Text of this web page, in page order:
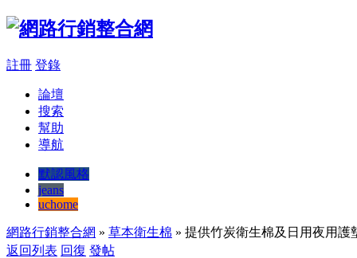
註冊 登錄
論壇
搜索
幫助
導航
默認風格
jeans
uchome
網路行銷整合網 » 草本衛生棉 » 提供竹炭衛生棉及日用夜用護
返回列表 回復 發帖